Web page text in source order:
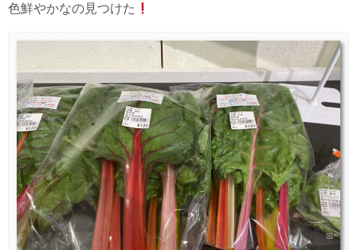
色鮮やかなの見つけた